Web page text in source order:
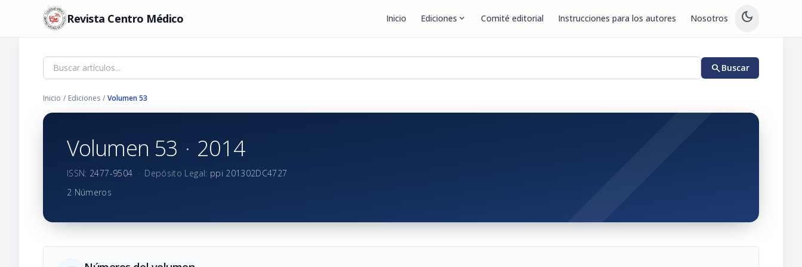
Revista Centro Médico Inicio Ediciones expand_more Comité editorial Instrucciones para los autores Nosotros dark_mode
searchBuscar
Inicio / Ediciones / Volumen 53
Volumen 53 · 2014
ISSN: 2477-9504 · Depósito Legal: ppi 201302DC4727
2 Números